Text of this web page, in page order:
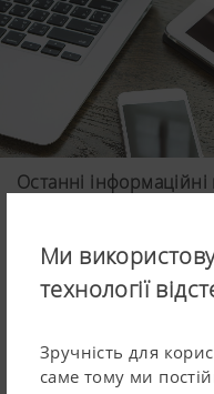
Ми
технології
Зручність для
саме тому ми
Останні